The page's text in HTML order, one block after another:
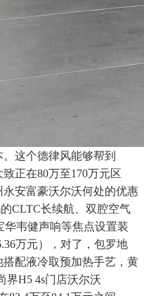
这个德律风能够帮到
正在80万至170万元区
安富豪沃尔沃何处的优惠
CLTC长续航、双腔空气
华韦健声响等焦点设置装
万元），对了，包罗地
配液冷取预加热手艺，黄
界H5 4s门店沃尔沃